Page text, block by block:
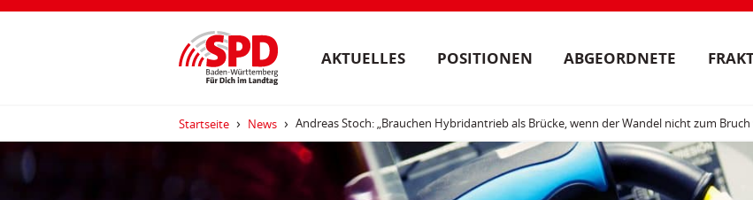
AKTUELLES POSITIONEN ABGEORDNETE
Startseite News Andreas Stoch: „Brauchen Hybridantrieb als Brücke, wenn der Wandel nicht zum Bruch